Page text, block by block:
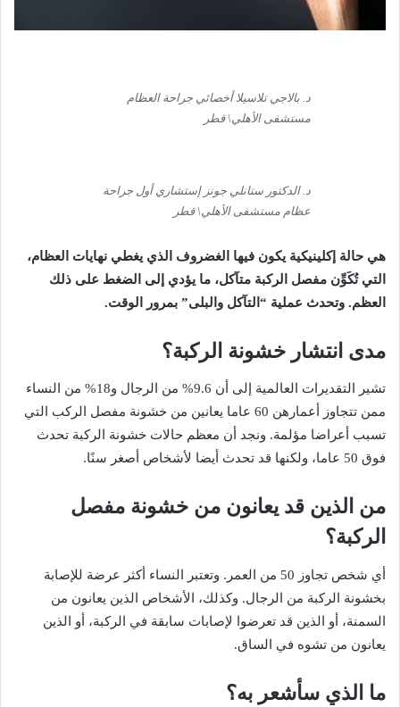
د. بالاجي تلاسيلا أخصائي جراحة العظام
مستشفى الأهلي\ قطر
د. الدكتور ستانلي جونز إستشاري أول جراحة
عظام مستشفى الأهلي\ قطر
هي حالة إكلينيكية يكون فيها الغضروف الذي يغطي نهايات
العظام،
التي تُكَوِّن مفصل الركبة متآكل، ما يؤدي إلى الضغط على ذلك
العظم. وتحدث عملية “ التآكل والبلى” بمرور الوقت.
مدى انتشار خشونة الركبة؟
تشير التقديرات العالمية إلى أن من الرجال و18% من
النساء
ممن تتجاوز أعمارهن عاما يعانين من خشونة مفصل الركب
التي
تسبب
أعراضا مؤلمة. ونجد أن معظم حالات خشونة الركبة تحدث
فوق
عاما، ولكنها قد تحدث أيضا لأشخاص أصغر سنًا.
من الذين قد يعانون من خشونة مفصل
الركبة؟
أي شخص تجاوز من العمر . وتعتبر النساء أكثر عرضة للإصابة
بخشونة
الركبة من الرجال. وكذلك، الأشخاص الذين يعانون من
السمنة،
أو الذين قد تعرضوا لإصابات سابقة في الركبة، أو
الذين
يعانون من تشوه في الساق.
ما الذي سأشعر به؟